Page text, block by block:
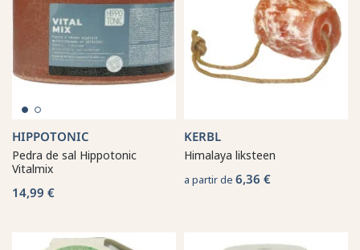
HIPPOTONIC
Pedra de sal Hippotonic
Vitalmix
14,99 €
KERBL
Himalaya liksteen
a partir de 6,36 €